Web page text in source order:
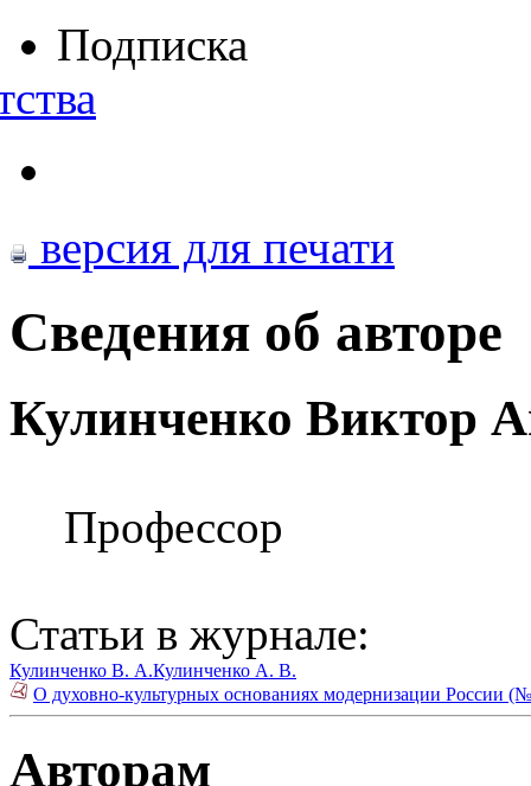
Подписка
версия для печати
Сведения об авторе
Кулинченко Виктор
Профессор
Статьи в журнале:
Кулинченко В. А.Кулинченко А. В.
О духовно-культурных основаниях модернизации России
Авторам